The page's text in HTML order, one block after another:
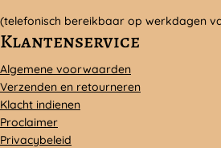
(telefonisch bereikbaar op werkdagen
Klantenservice
Algemene voorwaarden
Verzenden en retourneren
Klacht indienen
Proclaimer
Privacybeleid